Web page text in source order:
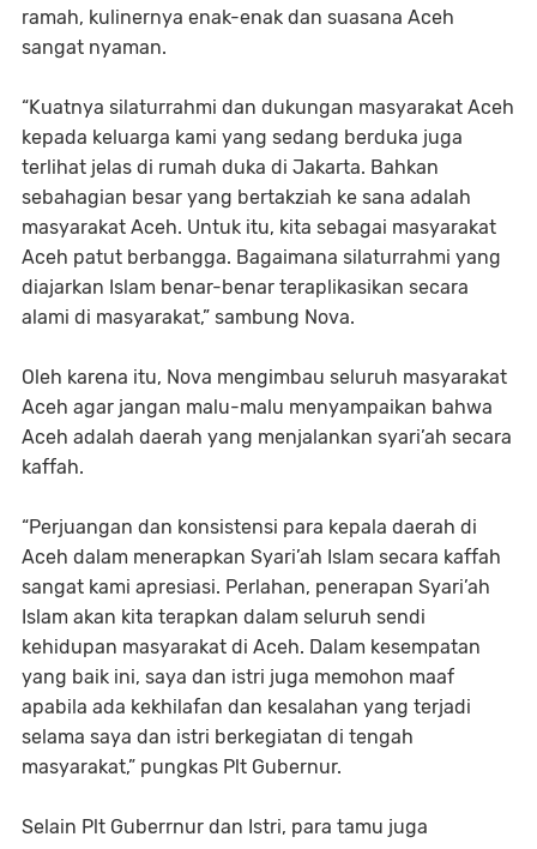
ramah, kulinernya enak-enak dan suasana Aceh
sangat nyaman.
“Kuatnya silaturrahmi dan dukungan masyarakat Aceh
kepada keluarga kami yang sedang berduka juga
terlihat jelas di rumah duka di Jakarta. Bahkan
sebahagian besar yang bertakziah ke sana adalah
masyarakat Aceh. Untuk itu, kita sebagai masyarakat
Aceh patut berbangga. Bagaimana silaturrahmi yang
diajarkan Islam benar-benar teraplikasikan secara
alami di masyarakat,” sambung Nova.
Oleh karena itu, Nova mengimbau seluruh masyarakat
Aceh agar jangan malu-malu menyampaikan bahwa
Aceh adalah daerah yang menjalankan syari’ah secara
kaffah.
“Perjuangan dan konsistensi para kepala daerah di
Aceh dalam menerapkan Syari’ah Islam secara kaffah
sangat kami apresiasi. Perlahan, penerapan Syari’ah
Islam akan kita terapkan dalam seluruh sendi
kehidupan masyarakat di Aceh. Dalam kesempatan
yang baik ini, saya dan istri juga memohon maaf
apabila ada kekhilafan dan kesalahan yang terjadi
selama saya dan istri berkegiatan di tengah
masyarakat,” pungkas Plt Gubernur.
Selain Plt Guberrnur dan Istri, para tamu juga